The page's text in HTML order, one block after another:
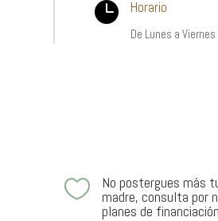
 Horario
De Lunes a
 No postergues más
madre, consulta por
planes de